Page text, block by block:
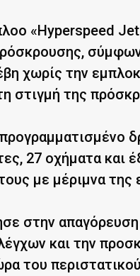
«Hyperspeed Jet
χωρίς την
στιγμή της
27 οχήματα και
με μέριμνα της
στην
και την
του